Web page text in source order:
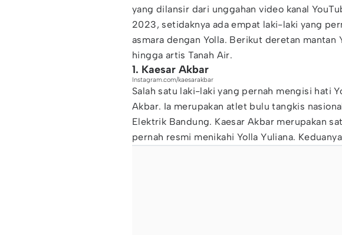
yang dilansir dari unggahan video kanal
2023, setidaknya ada empat laki-laki yang
asmara dengan Yolla. Berikut deretan mantan
hingga artis Tanah Air.
1. Kaesar Akbar
Instagram.com/kaesarakbar
Salah satu laki-laki yang pernah mengisi hati
Akbar. Ia merupakan atlet bulu tangkis
Elektrik Bandung. Kaesar Akbar merupakan
pernah resmi menikahi Yolla Yuliana.